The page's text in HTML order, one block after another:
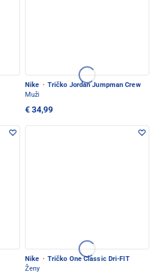
Nike · Tričko Jordan Jumpman Crew
Muži
€ 34,99
Nike · Tričko One Classic Dri-FIT
Ženy